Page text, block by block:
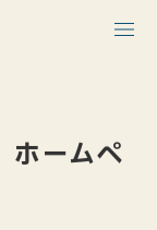
ームペ